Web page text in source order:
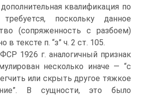
квалификация по
поскольку данное
(сопряженность с разбоем)
в тексте п. “з” ч. 2 ст. 105.
1926 г. аналогичный признак
несколько иначе — “с
или скрыть другое тяжкое
В сущности, это было